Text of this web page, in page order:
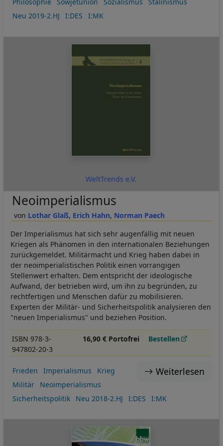
Philosophie
Sowjetunion Sozialismus
Stalinismus
Neu 2019-2.HJ
I:DES I:MK
WeltTrends e.V.
Lothar Glaß Erich Hahn Norman Paech
Neoimperialismus
Der Imperialismus hat sich sehr augenfällig mit neuen
Kriegen als Phänomen in den internationalen Beziehungen
zurückgemeldet. Militärmacht und Krieg haben dabei in
der neoimperialistischen Politik einen vorrangigen
Stellenwert erhalten. Dem entspricht der ideologische
Aufwand, der betrieben wird, um ihn zu begründen, zu
rechtfertigen und Menschen dafür zu mobilisieren.
Experten der Militär- und Sicherheitspolitik analysieren den
"neuen Imperialismus" und beziehen Position.
ISBN 978-3-
947802-20-3
16,90 € Portofrei Bestellen
Weiterlesen
Frieden Imperialismus
Krieg
Militär
Neoimperialismus
Sicherheitspolitik
Neu 2018-2.HJ I:DES I:MK